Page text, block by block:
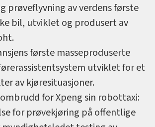
prøveflyvning av verdens første
bil, utviklet og produsert av
første masseproduserte
utviklet for et
av kjøresituasjoner.
for Xpeng sin robottaxi:
for prøvekjøring på offentlige